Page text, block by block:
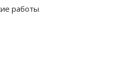
работы